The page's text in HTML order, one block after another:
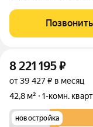
одну сторону. В
санузел. Высота
Позвонить
8 221 195₽
от 39 427 ₽ в месяц
42,8 м²
1-комн.
новостройка